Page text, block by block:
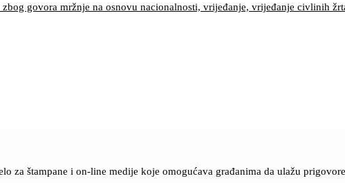
govora mržnje na osnovu nacionalnosti, vrijeđanje, vrijeđanje civlinih
za štampane i on-line medije koje omogućava građanima da ulažu